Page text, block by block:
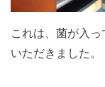
これは、菌が入
いただきました。